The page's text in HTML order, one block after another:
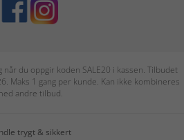
når du oppgir koden SALE20 i kassen. Tilbudet
Maks 1 gang per kunde. Kan ikke kombineres
andre tilbud.
trygt & sikkert